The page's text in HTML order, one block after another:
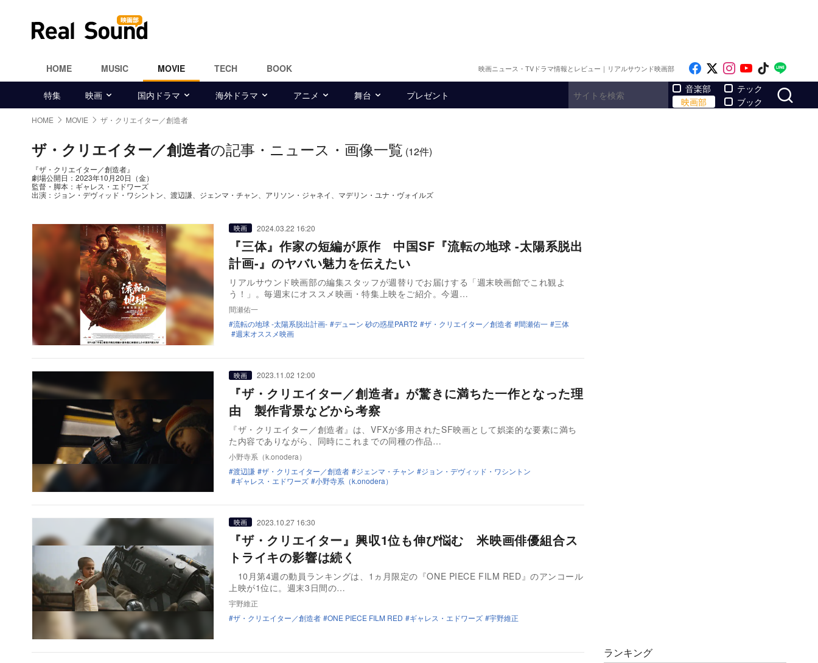
HOME MUSIC MOVIE TECH BOOK 映画ニュース・TVドラマ情報とレビュー｜リアルサウンド映画部 Like on Facebook
Follow on x
Follow on
Follow on
Follow
特集 映画 国内ドラマ 海外ドラマ アニメ 舞台 プレゼント
音楽部
映画部
テック
ブック
HOME MOVIE ザ・クリエイター／創造者
ザ・クリエイター／創造者の記事・ニュース・画像一覧 (12件)
『ザ・クリエイター／創造者』
劇場公開日：2023年10月20日（金）
監督・脚本：ギャレス・エドワーズ
出演：ジョン・デヴィッド・ワシントン、渡辺謙、ジェンマ・チャン、アリソン・ジャネイ、マデリン・ユナ・ヴォイルズ
映画 2024.03.22 16:20
『三体』作家の短編が原作 中国SF『流転の地球 -太陽系脱出
計画-』のヤバい魅力を伝えたい
リアルサウンド映画部の編集スタッフが週替りでお届けする「週末映画館でこれ観よ
う！」。毎週末にオススメ映画・特集上映をご紹介。今週…
間瀬佑一
流転の地球 -太陽系脱出計画-
デューン 砂の惑星PART2 ザ・クリエイター／創造者 間瀬佑一
三体
週末オススメ映画
映画 2023.11.02 12:00
『ザ・クリエイター／創造者』が驚きに満ちた一作となった理
由 製作背景などから考察
『ザ・クリエイター／創造者』は、VFXが多用されたSF映画として娯楽的な要素に満ち
た内容でありながら、同時にこれまでの同種の作品…
小野寺系（k.onodera）
渡辺謙
ザ・クリエイター／創造者 ジェンマ・チャン
ジョン・デヴィッド・ワシントン
ギャレス・エドワーズ
小野寺系（k.onodera）
映画 2023.10.27 16:30
『ザ・クリエイター』興収1位も伸び悩む 米映画俳優組合ス
トライキの影響は続く
10月第4週の動員ランキングは、1ヵ月限定の『ONE PIECE FILM RED』のアンコール
上映が1位に。週末3日間の…
宇野維正
ザ・クリエイター／創造者
ONE PIECE FILM RED ギャレス・エドワーズ 宇野維正
ランキング